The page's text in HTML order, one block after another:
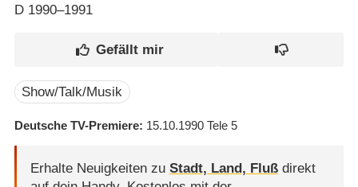
D1990–1991
Show/Talk/Musik
Deutsche TV-Premiere 15.10.1990 Tele 5
Erhalte Neuigkeiten zu Stadt, Land, Flußdirekt